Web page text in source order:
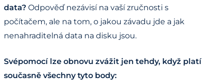
data? Odpověď nezávisí na vaší zručnosti s
počítačem, ale na tom, o jakou závadu jde a jak
nenahraditelná data na disku jsou.
Svépomocí lze obnovu zvážit jen tehdy, když platí
současně všechny tyto body: